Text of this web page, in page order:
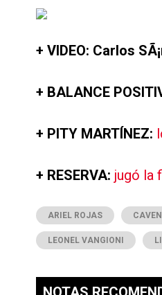
+ VIDEO: Carlos
+ BALANCE
+ PITY MARTÍNEZ:
+ RESERVA: jugó la
ARIEL ROJAS
LEONEL VANGIONI